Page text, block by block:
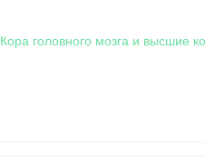
Кора головного мозга и высшие